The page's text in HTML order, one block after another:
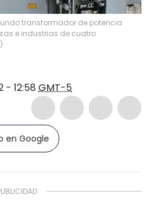
transformador de potencia
e industrias de cuatro
)
- 12:58 GMT-5
en Google